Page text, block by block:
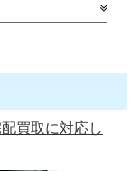
買取に対応し